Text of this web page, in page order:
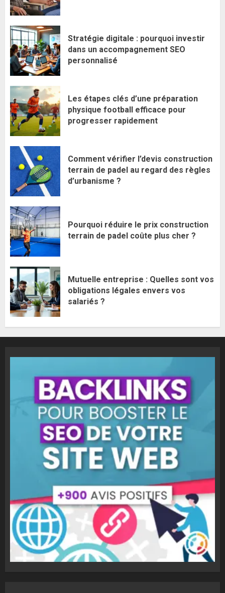
Stratégie digitale : pourquoi investir
dans un accompagnement SEO
personnalisé
Les étapes clés d’une préparation
physique football efficace pour
progresser rapidement
Comment vérifier l’devis construction
terrain de padel au regard des règles
d’urbanisme ?
Pourquoi réduire le prix construction
terrain de padel coûte plus cher ?
Mutuelle entreprise : Quelles sont vos
obligations légales envers vos
salariés ?